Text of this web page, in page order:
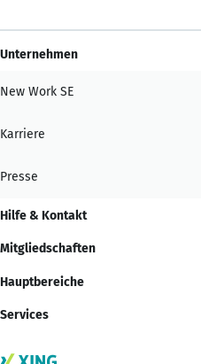
Unternehmen
New Work SE
Karriere
Presse
Hilfe & Kontakt
Mitgliedschaften
Hauptbereiche
Services